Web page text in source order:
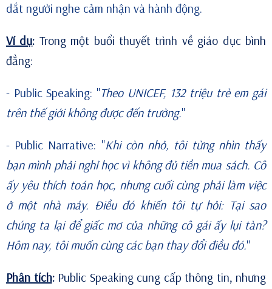
dắt người nghe cảm nhận và hành động.
Ví dụ: Trong một buổi thuyết trình về giáo dục bình
đẳng:
- Public Speaking: "Theo UNICEF, 132 triệu trẻ em gái
trên thế giới không được đến trường."
- Public Narrative: "Khi còn nhỏ, tôi từng nhìn thấy
bạn mình phải nghỉ học vì không đủ tiền mua sách. Cô
ấy yêu thích toán học, nhưng cuối cùng phải làm việc
ở một nhà máy. Điều đó khiến tôi tự hỏi: Tại sao
chúng ta lại để giấc mơ của những cô gái ấy lụi tàn?
Hôm nay, tôi muốn cùng các bạn thay đổi điều đó."
Phân tích:Public Speaking cung cấp thông tin, nhưng